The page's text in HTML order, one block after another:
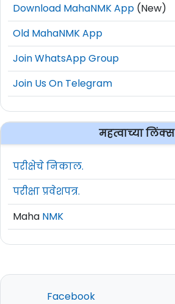
Download MahaNMK App (New)
Old MahaNMK App
Join WhatsApp Group
Join Us On Telegram
महत्वाच्या लिंक्स
परीक्षेचे निकाल.
परीक्षा प्रवेशपत्र.
Maha NMK
Facebook